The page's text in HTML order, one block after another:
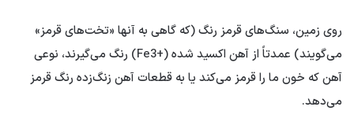
روی زمین، سنگ‌های قرمز رنگ (که گاهی به آنها «تخت‌های قرمز»
می‌گویند) عمدتاً از آهن اکسید شده (+Fe3) رنگ می‌گیرند، نوعی
آهن که خون ما را قرمز می‌کند یا به قطعات آهن زنگ‌زده رنگ قرمز
می‌دهد.